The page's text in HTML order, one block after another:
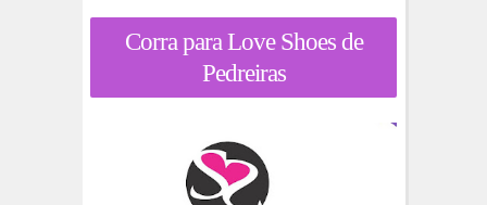
Corra para Love Shoes de
Pedreiras